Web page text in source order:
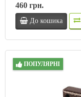
460 грн.
До кошика
ПОПУЛЯРНІ